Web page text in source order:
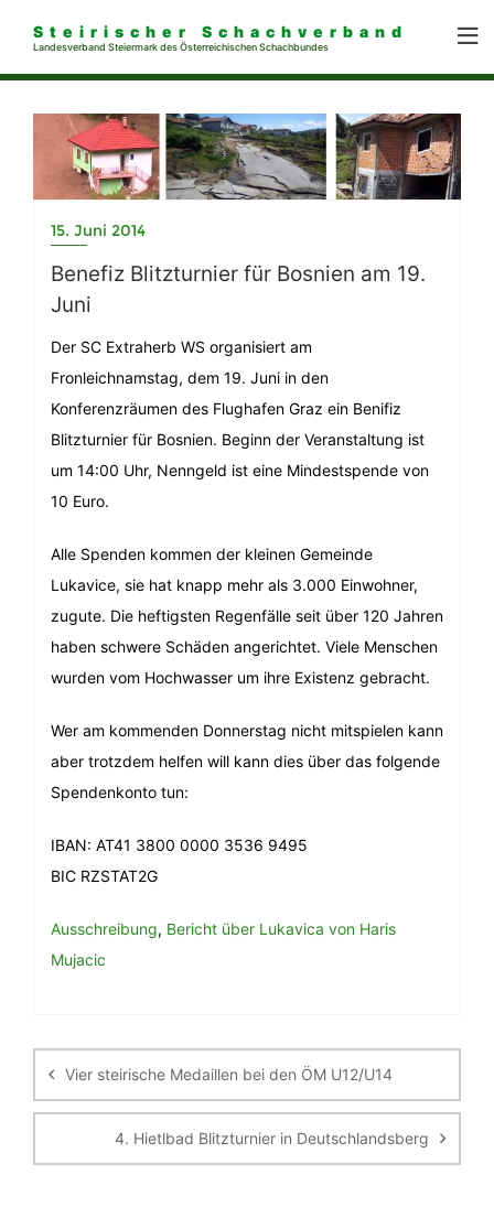
Steirischer Schachverband
Landesverband Steiermark des Österreichischen Schachbundes
15. Juni 2014
Benefiz Blitzturnier für Bosnien am 19.
Juni
Der SC Extraherb WS organisiert am
Fronleichnamstag, dem 19. Juni in den
Konferenzräumen des Flughafen Graz ein Benifiz
Blitzturnier für Bosnien. Beginn der Veranstaltung ist
um 14:00 Uhr, Nenngeld ist eine Mindestspende von
10 Euro.
Alle Spenden kommen der kleinen Gemeinde
Lukavice, sie hat knapp mehr als 3.000 Einwohner,
zugute. Die heftigsten Regenfälle seit über 120 Jahren
haben schwere Schäden angerichtet. Viele Menschen
wurden vom Hochwasser um ihre Existenz gebracht.
Wer am kommenden Donnerstag nicht mitspielen kann
aber trotzdem helfen will kann dies über das folgende
Spendenkonto tun:
IBAN: AT41 3800 0000 3536 9495
BIC RZSTAT2G
Ausschreibung, Bericht über Lukavica von Haris
Mujacic
Vier steirische Medaillen bei den ÖM U12/U14
4. Hietlbad Blitzturnier in Deutschlandsberg